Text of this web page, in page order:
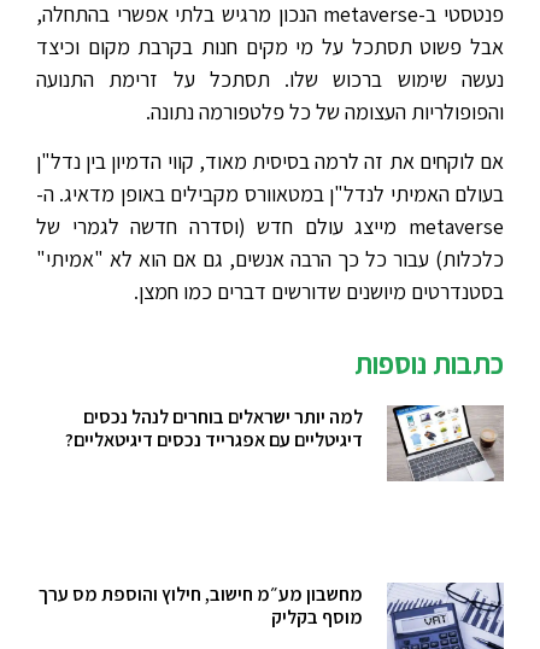
פנטסטי ב-metaverse הנכון מרגיש בלתי אפשרי בהתחלה,
אבל פשוט תסתכל על מי מקים חנות בקרבת מקום וכיצד
נעשה שימוש ברכוש שלו. תסתכל על זרימת התנועה
והפופולריות העצומה של כל פלטפורמה נתונה.
אם לוקחים את זה לרמה בסיסית מאוד, קווי הדמיון בין נדל"ן
בעולם האמיתי לנדל"ן במטאוורס מקבילים באופן מדאיג. ה-
metaverse מייצג עולם חדש (וסדרה חדשה לגמרי של
כלכלות) עבור כל כך הרבה אנשים, גם אם הוא לא "אמיתי"
בסטנדרטים מיושנים שדורשים דברים כמו חמצן.
כתבות נוספות
למה יותר ישראלים בוחרים לנהל נכסים
דיגיטליים עם אפגרייד נכסים דיגיטאליים?
מחשבון מע״מ חישוב, חילוץ והוספת מס ערך
מוסף בקליק